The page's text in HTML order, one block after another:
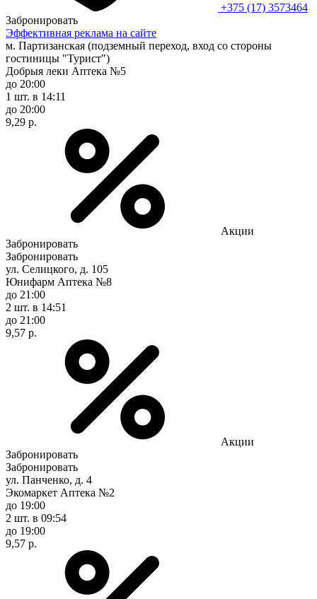
+375 (17) 3573464
Забронировать
Эффективная реклама на сайте
м. Партизанская (подземный переход, вход со стороны
гостиницы "Турист")
Добрыя леки Аптека №5
до 20:00
1 шт. в 14:11
до 20:00
9,29 р.
Акции
Забронировать
Забронировать
ул. Селицкого, д. 105
Юнифарм Аптека №8
до 21:00
2 шт. в 14:51
до 21:00
9,57 р.
Акции
Забронировать
Забронировать
ул. Панченко, д. 4
Экомаркет Аптека №2
до 19:00
2 шт. в 09:54
до 19:00
9,57 р.